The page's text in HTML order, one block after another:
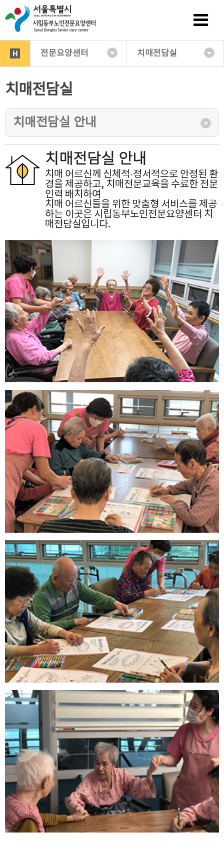
전문요양센터 치매전담실
치매전담실
치매전담실 안내
치매전담실 안내
치매 어르신께 신체적·정서적으로 안정된 환
경을 제공하고, 치매전문교육을 수료한 전문
인력 배치하여
치매 어르신들을 위한 맞춤형 서비스를 제공
하는 이곳은 시립동부노인전문요양센터 치
매전담실입니다.